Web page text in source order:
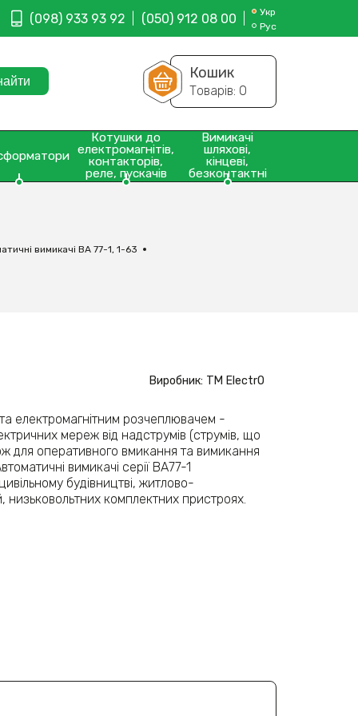
(098) 933 93 92 (050) 912 08 00
Укр
Рус
Кошик
Товарів: 0
Котушки до
електромагнітів,
контакторів,
реле, пускачів
Вимикачі
шляхові,
кінцеві,
безконтактні
вимикачі ВА 77-1, 1-63
Виробник: ТМ ElectrO
електромагнітним розчеплювачем -
мереж від надструмів (струмів, що
для оперативного вмикання та вимикання
вимикачі серії ВА77-1
будівництві, житлово-
низьковольтних комплектних пристроях.